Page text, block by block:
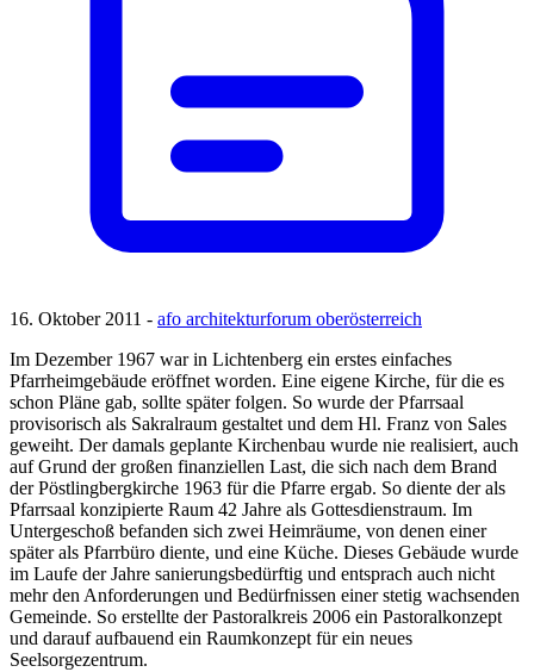
16. Oktober 2011 - afo architekturforum oberösterreich
Im Dezember 1967 war in Lichtenberg ein erstes einfaches
Pfarrheimgebäude eröffnet worden. Eine eigene Kirche, für die es
schon Pläne gab, sollte später folgen. So wurde der Pfarrsaal
provisorisch als Sakralraum gestaltet und dem Hl. Franz von Sales
geweiht. Der damals geplante Kirchenbau wurde nie realisiert, auch
auf Grund der großen finanziellen Last, die sich nach dem Brand
der Pöstlingbergkirche 1963 für die Pfarre ergab. So diente der als
Pfarrsaal konzipierte Raum 42 Jahre als Gottesdienstraum. Im
Untergeschoß befanden sich zwei Heimräume, von denen einer
später als Pfarrbüro diente, und eine Küche. Dieses Gebäude wurde
im Laufe der Jahre sanierungsbedürftig und entsprach auch nicht
mehr den Anforderungen und Bedürfnissen einer stetig wachsenden
Gemeinde. So erstellte der Pastoralkreis 2006 ein Pastoralkonzept
und darauf aufbauend ein Raumkonzept für ein neues
Seelsorgezentrum.